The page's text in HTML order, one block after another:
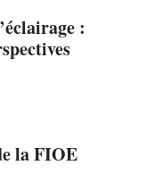
:
la FIOE